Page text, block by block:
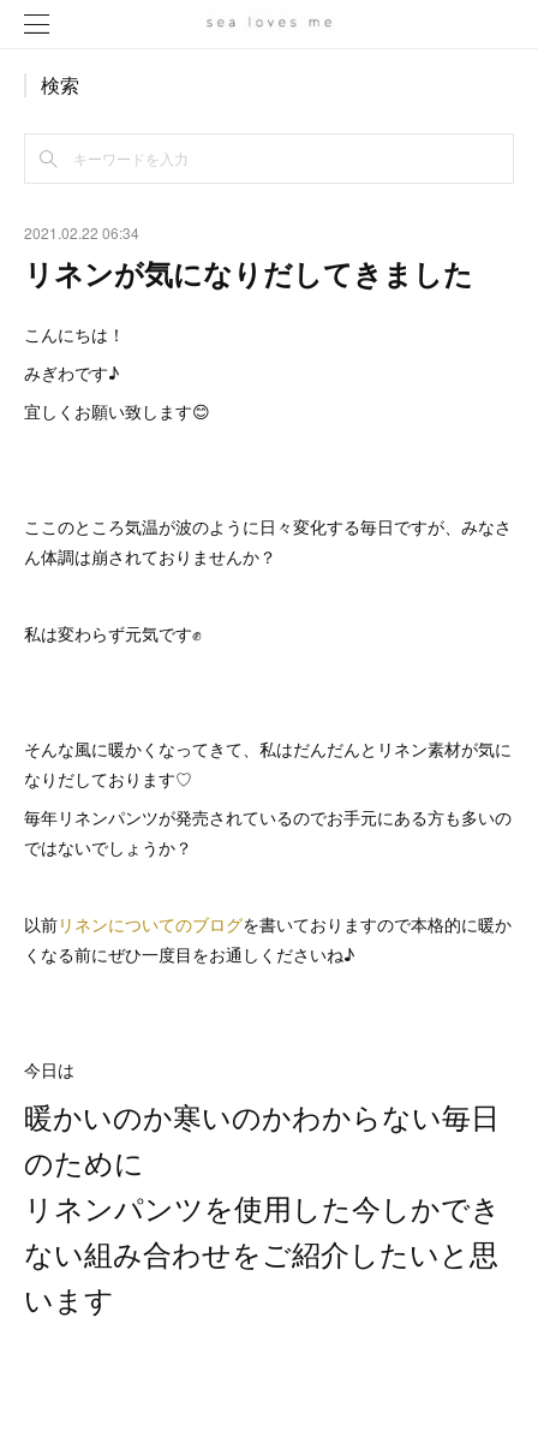
検索
2021.02.22 06:34
リネンが気になりだしてきました
こんにちは！
みぎわです♪
宜しくお願い致します😊
ここのところ気温が波のように日々変化する毎日ですが、みなさ
ん体調は崩されておりませんか？
私は変わらず元気です✊
そんな風に暖かくなってきて、私はだんだんとリネン素材が気に
なりだしております♡
毎年リネンパンツが発売されているのでお手元にある方も多いの
ではないでしょうか？
以前リネンについてのブログを書いておりますので本格的に暖か
くなる前にぜひ一度目をお通しくださいね♪
今日は
暖かいのか寒いのかわからない毎日
のために
リネンパンツを使用した今しかでき
ない組み合わせをご紹介したいと思
います